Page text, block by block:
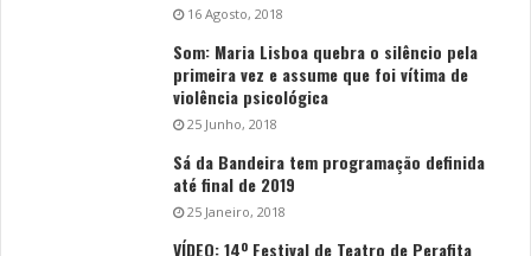
16 Agosto, 2018
Som: Maria Lisboa quebra o silêncio pela
primeira vez e assume que foi vítima de
violência psicológica
25 Junho, 2018
Sá da Bandeira tem programação definida
até final de 2019
25 Janeiro, 2018
VÍDEO: 14º Festival de Teatro de Perafita